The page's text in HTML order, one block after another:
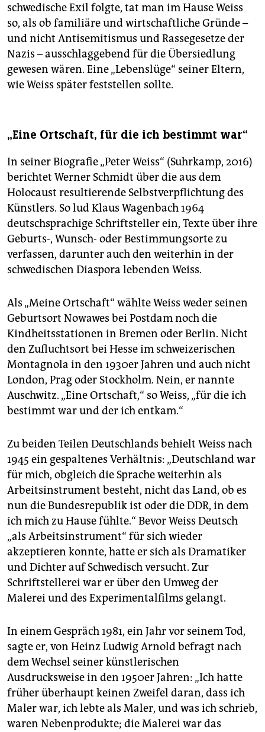
schwedische Exil folgte, tat man im Hause Weiss
so, als ob familiäre und wirtschaftliche Gründe –
und nicht Antisemitismus und Rassegesetze der
Nazis – ausschlaggebend für die Übersiedlung
gewesen wären. Eine „Lebenslüge“ seiner Eltern,
wie Weiss später feststellen sollte.
„Eine Ortschaft, für die ich bestimmt war“
In seiner Biografie „Peter Weiss“ (Suhrkamp, 2016)
berichtet Werner Schmidt über die aus dem
Holocaust resultierende Selbstverpflichtung des
Künstlers. So lud Klaus Wagenbach 1964
deutschsprachige Schriftsteller ein, Texte über ihre
Geburts-, Wunsch- oder Bestimmungsorte zu
verfassen, darunter auch den weiterhin in der
schwedischen Diaspora lebenden Weiss.
Als „Meine Ortschaft“ wählte Weiss weder seinen
Geburtsort Nowawes bei Postdam noch die
Kindheitsstationen in Bremen oder Berlin. Nicht
den Zufluchtsort bei Hesse im schweizerischen
Montagnola in den 1930er Jahren und auch nicht
London, Prag oder Stockholm. Nein, er nannte
Auschwitz. „Eine Ortschaft,“ so Weiss, „für die ich
bestimmt war und der ich entkam.“
Zu beiden Teilen Deutschlands behielt Weiss nach
1945 ein gespaltenes Verhältnis: „Deutschland war
für mich, obgleich die Sprache weiterhin als
Arbeitsinstrument besteht, nicht das Land, ob es
nun die Bundesrepublik ist oder die DDR, in dem
ich mich zu Hause fühlte.“ Bevor Weiss Deutsch
„als Arbeitsinstrument“ für sich wieder
akzeptieren konnte, hatte er sich als Dramatiker
und Dichter auf Schwedisch versucht. Zur
Schriftstellerei war er über den Umweg der
Malerei und des Experimentalfilms gelangt.
In einem Gespräch 1981, ein Jahr vor seinem Tod,
sagte er, von Heinz Ludwig Arnold befragt nach
dem Wechsel seiner künstlerischen
Ausdrucksweise in den 1950er Jahren: „Ich hatte
früher überhaupt keinen Zweifel daran, dass ich
Maler war, ich lebte als Maler, und was ich schrieb,
waren Nebenprodukte; die Malerei war das